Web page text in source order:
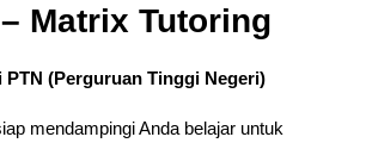
Matrix Tutoring
PTN (Perguruan Tinggi Negeri)
mendampingi Anda belajar untuk